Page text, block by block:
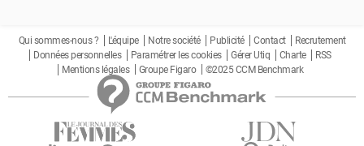
Qui sommes-nous ? L'équipe Notre société Publicité Contact
Recrutement
Données personnelles
Paramétrer les cookies Gérer Utiq Charte
RSS
Mentions légales
Groupe Figaro ©2025 CCM Benchmark